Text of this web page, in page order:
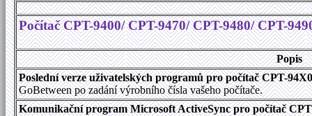
Počítač CPT-9400/ CPT-9470/ CPT-9480/ CPT-
Popis
Poslední verze uživatelských programů pro počítač CPT-94X0
GoBetween po zadání výrobního čísla vašeho počítače.
Komunikační program Microsoft ActiveSync pro počítač